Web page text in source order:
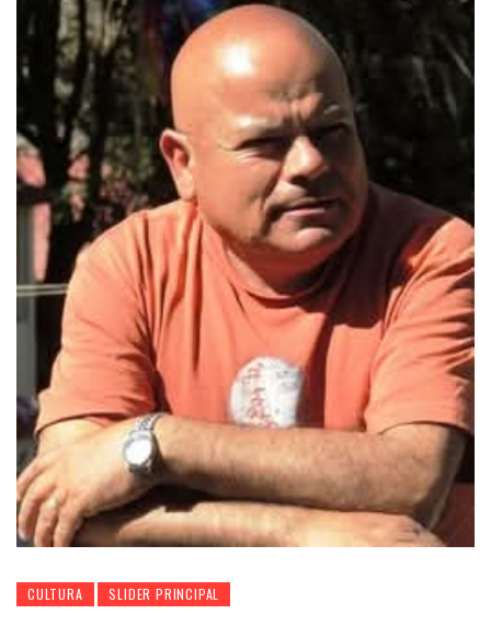
CULTURA SLIDER PRINCIPAL